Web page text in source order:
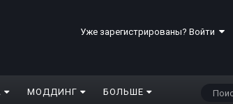
Уже зарегистрированы? Войти
МОДДИНГ БОЛЬШЕ